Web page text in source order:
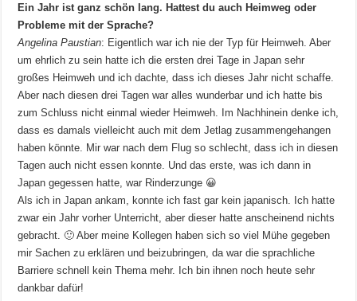
Ein Jahr ist ganz schön lang. Hattest du auch Heimweg oder
Probleme mit der Sprache?
Angelina Paustian: Eigentlich war ich nie der Typ für Heimweh. Aber
um ehrlich zu sein hatte ich die ersten drei Tage in Japan sehr
großes Heimweh und ich dachte, dass ich dieses Jahr nicht schaffe.
Aber nach diesen drei Tagen war alles wunderbar und ich hatte bis
zum Schluss nicht einmal wieder Heimweh. Im Nachhinein denke ich,
dass es damals vielleicht auch mit dem Jetlag zusammengehangen
haben könnte. Mir war nach dem Flug so schlecht, dass ich in diesen
Tagen auch nicht essen konnte. Und das erste, was ich dann in
Japan gegessen hatte, war Rinderzunge 😀
Als ich in Japan ankam, konnte ich fast gar kein japanisch. Ich hatte
zwar ein Jahr vorher Unterricht, aber dieser hatte anscheinend nichts
gebracht. 🙂 Aber meine Kollegen haben sich so viel Mühe gegeben
mir Sachen zu erklären und beizubringen, da war die sprachliche
Barriere schnell kein Thema mehr. Ich bin ihnen noch heute sehr
dankbar dafür!